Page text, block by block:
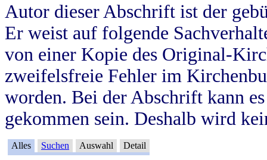
Autor dieser Abschrift ist der
Er weist auf folgende
von einer Kopie des Original-
zweifelsfreie Fehler im
worden. Bei der Abschrift kann
gekommen sein. Deshalb wird
Alles Suchen Auswahl Detail